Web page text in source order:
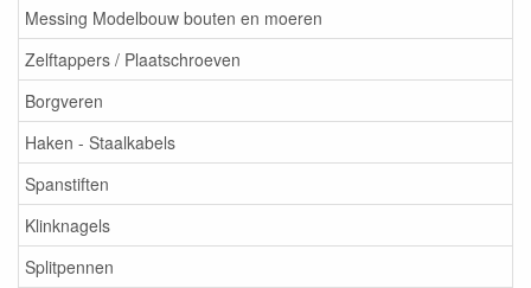
Messing Modelbouw bouten en moeren
Zelftappers / Plaatschroeven
Borgveren
Haken - Staalkabels
Spanstiften
Klinknagels
Splitpennen